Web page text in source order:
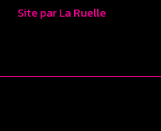
Site par La Ruelle